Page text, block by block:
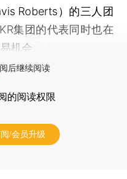
Roberts）的三人团
集团的代表同时也在
机会。
后继续阅读
的阅读权限
/会员升级